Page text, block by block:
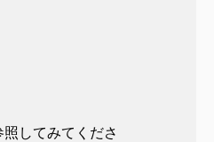
してみてくださ